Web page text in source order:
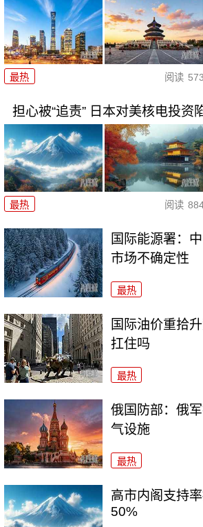
最热 阅读
担心被“追责” 日本对美核电投资
最热 阅读
国际能源署：
市场不确定性
最热
国际油价重拾
扛住吗
最热
俄国防部：俄
气设施
最热
高市内阁支持
50%